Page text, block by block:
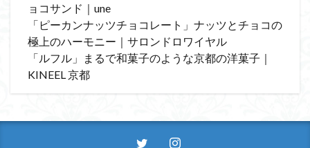
ョコサンド｜une
「ピーカンナッツチョコレート」ナッツとチョコの
極上のハーモニー｜サロンドロワイヤル
「ルフル」まるで和菓子のような京都の洋菓子｜
KINEEL 京都